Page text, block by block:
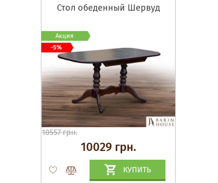
Стол обеденный Шервуд
10557 грн.
10029 грн.
КУПИТЬ
Акция
-5%